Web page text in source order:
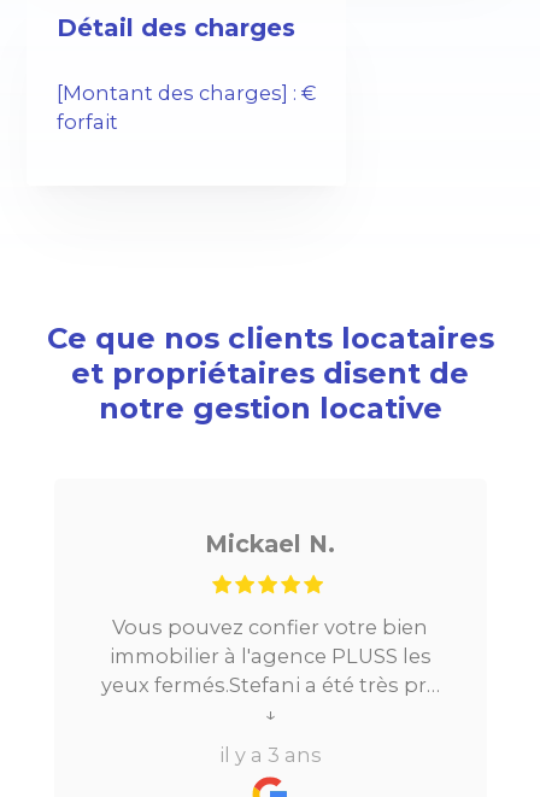
Détail des charges
[Montant des charges] : €
forfait
Ce que nos clients locataires
et propriétaires disent de
notre gestion locative
Mickael N.
Vous pouvez confier votre bien
à l'agence PLUSS les
fermés.Stefani a été très pro
au long du processus.Très
réactive, elle a su répondre à
mes questions en moins de